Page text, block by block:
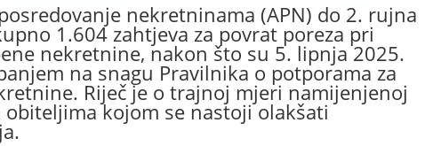
nekretninama (APN) do 2. rujna
1.604 zahtjeva za povrat poreza pri
nekretnine, nakon što su 5. lipnja 2025.
na snagu Pravilnika o potporama za
Riječ je o trajnoj mjeri namijenjenoj
kojom se nastoji olakšati